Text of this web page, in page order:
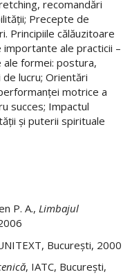
recomandări
Precepte de
Principiile călăuzitoare
importante ale practicii –
ale formei: postura,
lucru; Orientări
motrice a
succes; Impactul
şi puterii spirituale
P. A., Limbajul
Bucureşti, 2000
, IATC, Bucureşti,